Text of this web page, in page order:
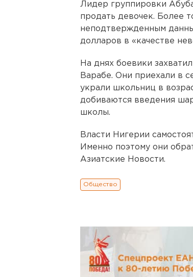
Лидер группировки
продать девочек. Более
неподтвержденным
долларов в «качестве
На днях боевики
Варабе. Они приехали в
украли школьниц в
добиваются введения
школы.
Власти Нигерии
Именно поэтому они
Азиатские Новости.
Общество